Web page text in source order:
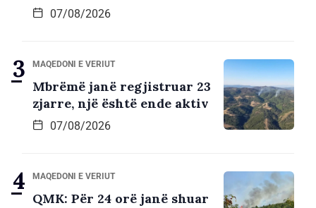
07/08/2026
MAQEDONI E VERIUT
Mbrëmë janë regjistruar 23
zjarre, një është ende aktiv
07/08/2026
MAQEDONI E VERIUT
QMK: Për 24 orë janë shuar